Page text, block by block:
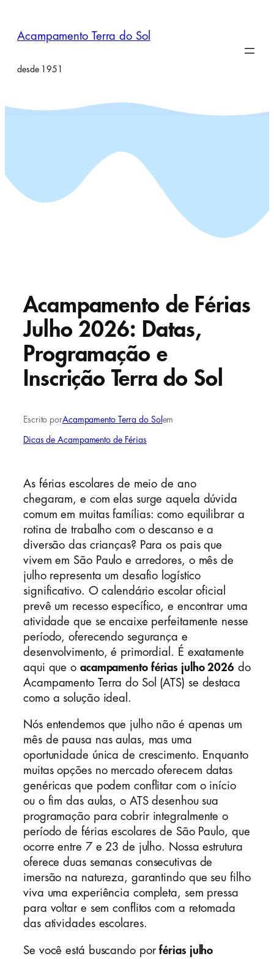
Acampamento Terra do Sol
desde 1951
Acampamento de Férias
Julho 2026: Datas,
Programação e
Inscrição Terra do Sol
Escrito porAcampamento Terra do Sol em
Dicas de Acampamento de Férias
As férias escolares de meio de ano
chegaram, e com elas surge aquela dúvida
comum em muitas famílias: como equilibrar a
rotina de trabalho com o descanso e a
diversão das crianças? Para os pais que
vivem em São Paulo e arredores, o mês de
julho representa um desafio logístico
significativo. O calendário escolar oficial
prevê um recesso específico, e encontrar uma
atividade que se encaixe perfeitamente nesse
período, oferecendo segurança e
desenvolvimento, é primordial. É exatamente
aqui que o acampamento férias julho 2026 do
Acampamento Terra do Sol (ATS) se destaca
como a solução ideal.
Nós entendemos que julho não é apenas um
mês de pausa nas aulas, mas uma
oportunidade única de crescimento. Enquanto
muitas opções no mercado oferecem datas
genéricas que podem conflitar com o início
ou o fim das aulas, o ATS desenhou sua
programação para cobrir integralmente o
período de férias escolares de São Paulo, que
ocorre entre 7 e 23 de julho. Nossa estrutura
oferece duas semanas consecutivas de
imersão na natureza, garantindo que seu filho
viva uma experiência completa, sem pressa
para voltar e sem conflitos com a retomada
das atividades escolares.
Se você está buscando porférias julho